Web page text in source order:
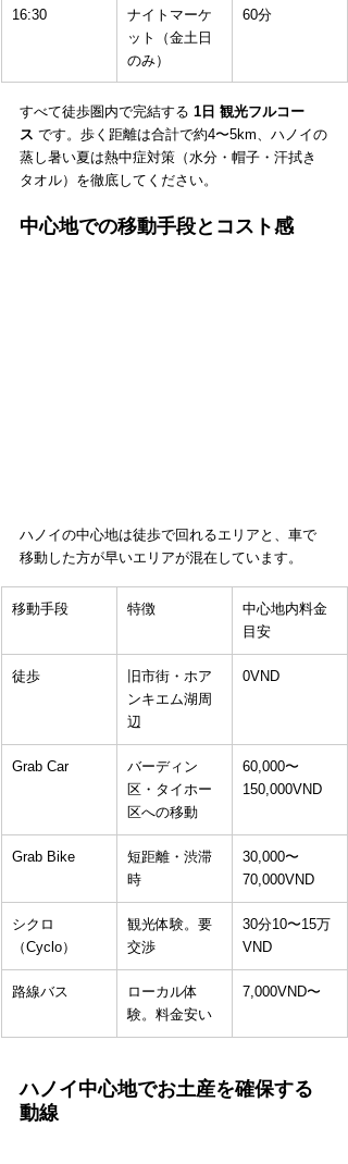
16:30
ナイトマーケ
ット（金土日
のみ）
60分
すべて徒歩圏内で完結する 1日 観光フルコー
ス です。歩く距離は合計で約4〜5km、ハノイの
蒸し暑い夏は熱中症対策（水分・帽子・汗拭き
タオル）を徹底してください。
中心地での移動手段とコスト感
ハノイの中心地は徒歩で回れるエリアと、車で
移動した方が早いエリアが混在しています。
移動手段 特徴
中心地内料金
目安
徒歩
旧市街・ホア
ンキエム湖周
辺
0VND
Grab Car
バーディン
区・タイホー
区への移動
60,000〜
150,000VND
Grab Bike
短距離・渋滞
時
30,000〜
70,000VND
シクロ
（Cyclo）
観光体験。要
交渉
30分10〜15万
VND
路線バス
ローカル体
験。料金安い
7,000VND〜
ハノイ中心地でお土産を確保する
動線